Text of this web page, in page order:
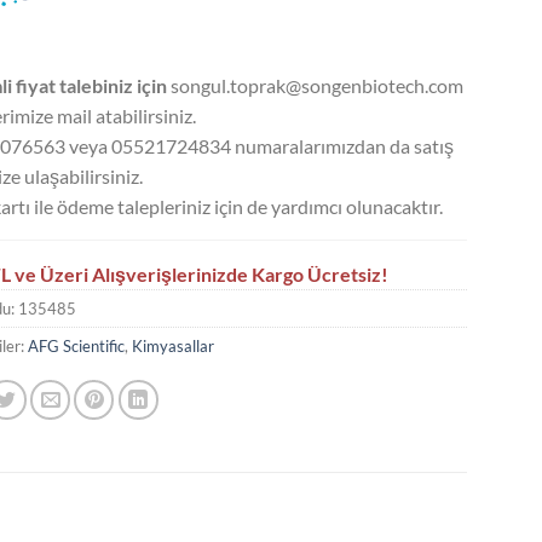
fiyat talebiniz içinsongul.toprak@songenbiotech.com
mail atabilirsiniz.
veya 05521724834 numaralarımızdan da satış
ulaşabilirsiniz.
ile ödeme talepleriniz için de yardımcı olunacaktır.
ve Üzeri Alışverişlerinizde Kargo Ücretsiz!
135485
AFG Scientific, Kimyasallar